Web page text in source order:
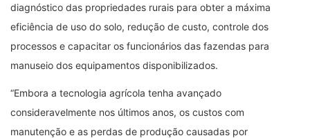
diagnóstico das propriedades rurais para obter a máxima
eficiência de uso do solo, redução de custo, controle dos
processos e capacitar os funcionários das fazendas para
manuseio dos equipamentos disponibilizados.
“Embora a tecnologia agrícola tenha avançado
consideravelmente nos últimos anos, os custos com
manutenção e as perdas de produção causadas por